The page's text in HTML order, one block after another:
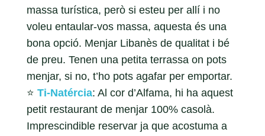
massa turística, però si esteu per allí i no
voleu entaular-vos massa, aquesta és una
bona opció. Menjar Libanès de qualitat i bé
de preu. Tenen una petita terrassa on pots
menjar, si no, t’ho pots agafar per emportar.
⭐️ Ti-Natércia: Al cor d’Alfama, hi ha aquest
petit restaurant de menjar 100% casolà.
Imprescindible reservar ja que acostuma a